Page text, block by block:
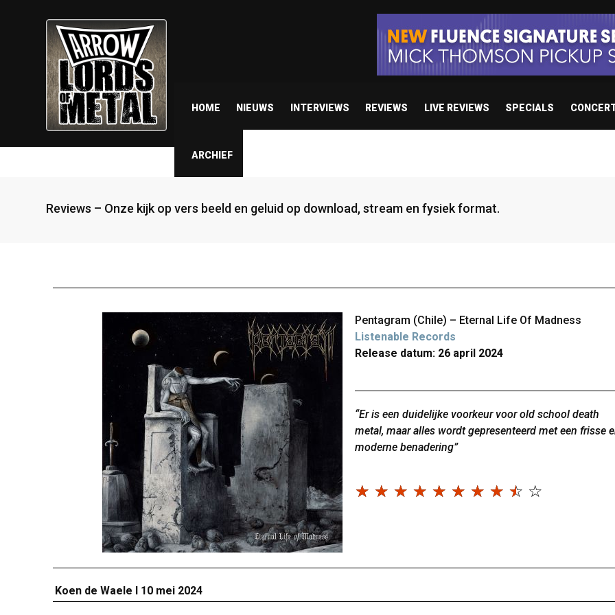
HOME NIEUWS INTERVIEWS REVIEWS LIVE REVIEWS SPECIALS
ARCHIEF
Reviews – Onze kijk op vers beeld en geluid op download, stream en fysiek format.
Pentagram (Chile) – Eternal Life Of Madness
Listenable Records
Release datum: 26 april 2024
“Er is een duidelijke voorkeur voor old school death
metal, maar alles wordt gepresenteerd met een frisse
moderne benadering”
☆ ☆ ☆ ☆ ☆ ☆ ☆ ☆ ☆ ☆
Koen de Waele I 10 mei 2024